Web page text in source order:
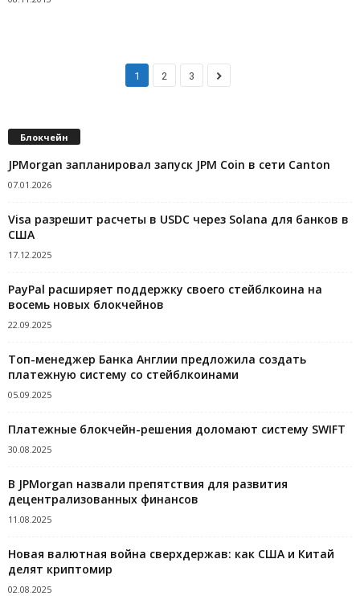
1 2 3
Блокчейн
JPMorgan запланировал запуск JPM Coin в сети Canton
07.01.2026
Visa разрешит расчеты в USDC через Solana для банков в
США
17.12.2025
PayPal расширяет поддержку своего стейблкоина на
восемь новых блокчейнов
22.09.2025
Топ-менеджер Банка Англии предложила создать
платежную систему со стейблкоинами
05.09.2025
Платежные блокчейн-решения доломают систему SWIFT
30.08.2025
В JPMorgan назвали препятствия для развития
децентрализованных финансов
11.08.2025
Новая валютная война сверхдержав: как США и Китай
делят криптомир
02.08.2025